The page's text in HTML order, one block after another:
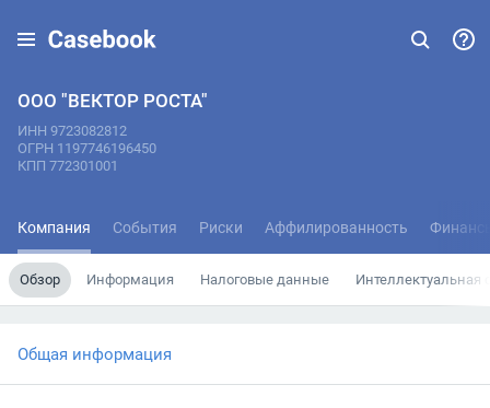
ООО "ВЕКТОР РОСТА"
ИНН 9723082812
ОГРН 1197746196450
КПП 772301001
Компания События Риски Аффилированность
Обзор Информация Налоговые данные Интеллектуальная
Общая информация